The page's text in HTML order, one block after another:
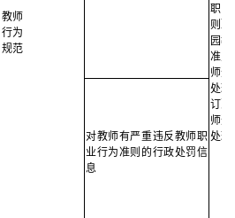
教师
行为
规范
职
则》
园
准则
师违
处理
订）
师违
处理
对教师有严重违反教师职
业行为准则的行政处罚信
息